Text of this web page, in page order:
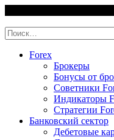
content
Найти:
Forex
Брокеры
Бонусы от
Советники
Индикаторы
Стратегии
Банковский сектор
Дебетовые